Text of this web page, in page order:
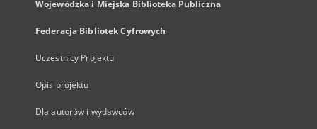
Wojewódzka i Miejska Biblioteka Publiczna
Federacja Bibliotek Cyfrowych
Uczestnicy Projektu
Opis projektu
Dla autorów i wydawców